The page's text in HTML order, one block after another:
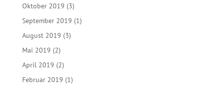
Oktober 2019 (3)
September 2019 (1)
August 2019 (3)
Mai 2019 (2)
April 2019 (2)
Februar 2019 (1)